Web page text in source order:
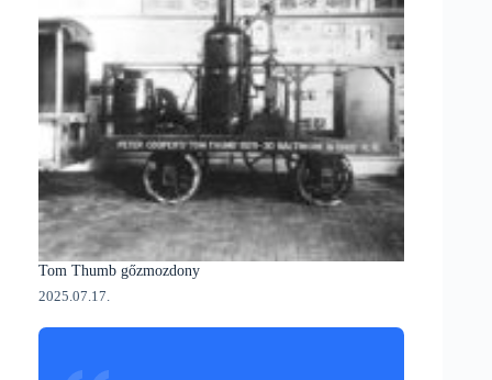
Tom Thumb gőzmozdony
2025.07.17.